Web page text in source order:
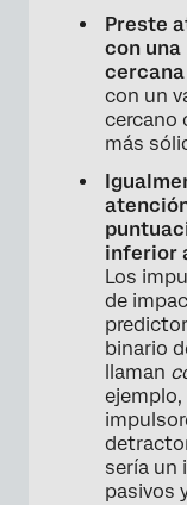
Preste
con
cercana
con un
cercano
más
inferior
Los
de
binario
llaman
sería un
pasivos